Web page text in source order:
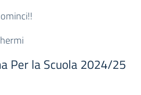
Per la Scuola 2024/25